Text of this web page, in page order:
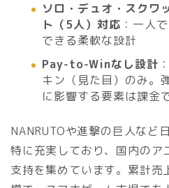
ソロ・デュオ・スクワ
ト（5人）対応 ：一人
できる柔軟な設計
Pay-to-Winなし設計
キン（見た目）のみ。
に影響する要素は課金
NANRUTOや進撃の巨人など
特に充実しており、国内のア
支持を集めています。累計